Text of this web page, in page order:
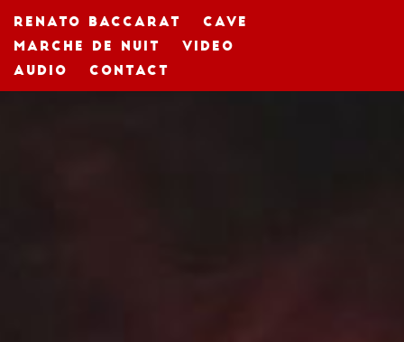
RENATO BACCARAT CAVE
MARCHE DE NUIT VIDEO
AUDIO CONTACT